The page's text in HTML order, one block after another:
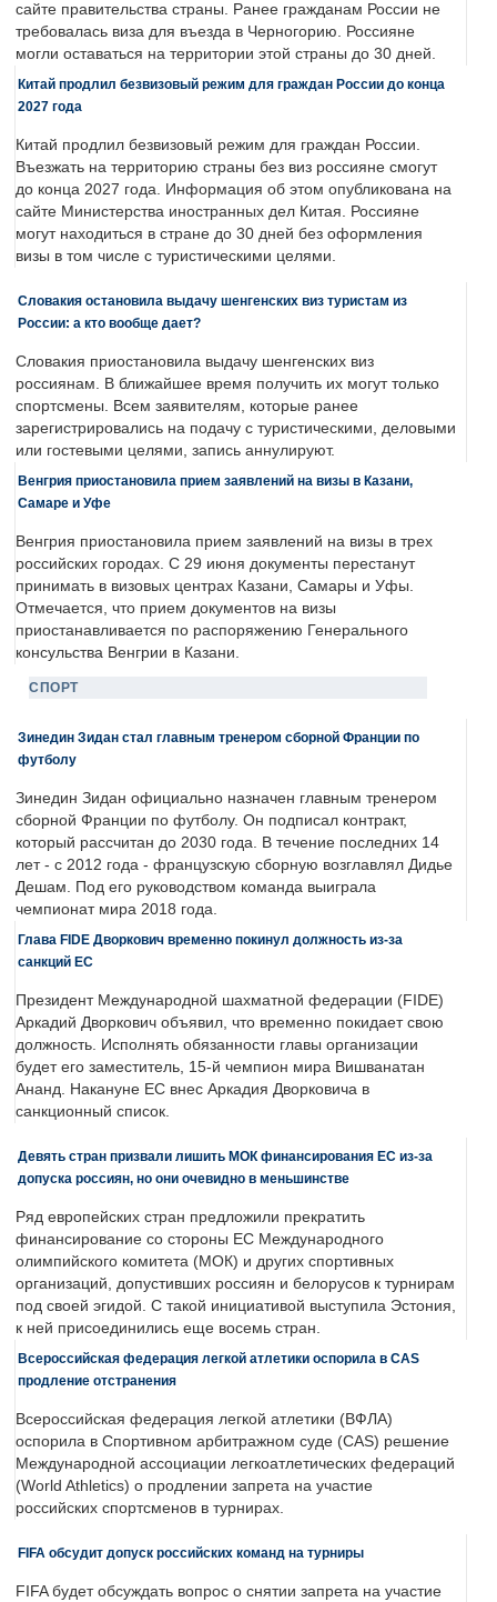
сайте правительства страны. Ранее гражданам России не
требовалась виза для въезда в Черногорию. Россияне
могли оставаться на территории этой страны до 30 дней.
Китай продлил безвизовый режим для граждан России до конца
2027 года
Китай продлил безвизовый режим для граждан России.
Въезжать на территорию страны без виз россияне смогут
до конца 2027 года. Информация об этом опубликована на
сайте Министерства иностранных дел Китая. Россияне
могут находиться в стране до 30 дней без оформления
визы в том числе с туристическими целями.
Словакия остановила выдачу шенгенских виз туристам из
России: а кто вообще дает?
Словакия приостановила выдачу шенгенских виз
россиянам. В ближайшее время получить их могут только
спортсмены. Всем заявителям, которые ранее
зарегистрировались на подачу с туристическими, деловыми
или гостевыми целями, запись аннулируют.
Венгрия приостановила прием заявлений на визы в Казани,
Самаре и Уфе
Венгрия приостановила прием заявлений на визы в трех
российских городах. С 29 июня документы перестанут
принимать в визовых центрах Казани, Самары и Уфы.
Отмечается, что прием документов на визы
приостанавливается по распоряжению Генерального
консульства Венгрии в Казани.
СПОРТ
Зинедин Зидан стал главным тренером сборной Франции по
футболу
Зинедин Зидан официально назначен главным тренером
сборной Франции по футболу. Он подписал контракт,
который рассчитан до 2030 года. В течение последних 14
лет - с 2012 года - французскую сборную возглавлял Дидье
Дешам. Под его руководством команда выиграла
чемпионат мира 2018 года.
Глава FIDE Дворкович временно покинул должность из-за
санкций ЕС
Президент Международной шахматной федерации (FIDE)
Аркадий Дворкович объявил, что временно покидает свою
должность. Исполнять обязанности главы организации
будет его заместитель, 15-й чемпион мира Вишванатан
Ананд. Накануне ЕС внес Аркадия Дворковича в
санкционный список.
Девять стран призвали лишить МОК финансирования ЕС из-за
допуска россиян, но они очевидно в меньшинстве
Ряд европейских стран предложили прекратить
финансирование со стороны ЕС Международного
олимпийского комитета (МОК) и других спортивных
организаций, допустивших россиян и белорусов к турнирам
под своей эгидой. С такой инициативой выступила Эстония,
к ней присоединились еще восемь стран.
Всероссийская федерация легкой атлетики оспорила в CAS
продление отстранения
Всероссийская федерация легкой атлетики (ВФЛА)
оспорила в Спортивном арбитражном суде (CAS) решение
Международной ассоциации легкоатлетических федераций
(World Athletics) о продлении запрета на участие
российских спортсменов в турнирах.
FIFA обсудит допуск российских команд на турниры
FIFA будет обсуждать вопрос о снятии запрета на участие